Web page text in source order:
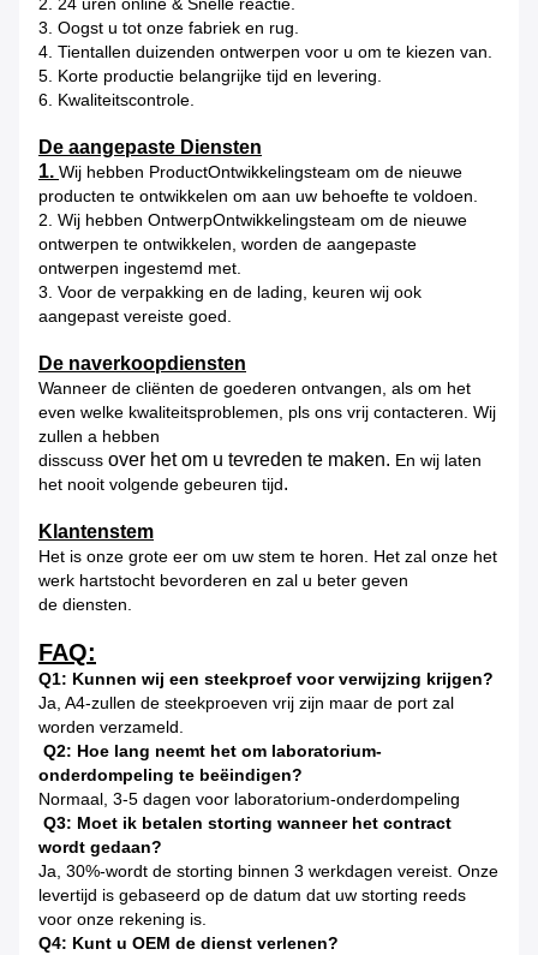
2. 24 uren online & Snelle reactie.
3. Oogst u tot onze fabriek en rug.
4. Tientallen duizenden ontwerpen voor u om te kiezen van.
5. Korte productie belangrijke tijd en levering.
6. Kwaliteitscontrole.
De aangepaste Diensten
1. Wij hebben ProductOntwikkelingsteam om de nieuwe
producten te ontwikkelen om aan uw behoefte te voldoen.
2. Wij hebben OntwerpOntwikkelingsteam om de nieuwe
ontwerpen te ontwikkelen, worden de aangepaste
ontwerpen ingestemd met.
3. Voor de verpakking en de lading, keuren wij ook
aangepast vereiste goed.
De naverkoopdiensten
Wanneer de cliënten de goederen ontvangen, als om het
even welke kwaliteitsproblemen, pls ons vrij contacteren. Wij
zullen a hebben
disscuss over het om u tevreden te maken. En wij laten
het nooit volgende gebeuren tijd.
Klantenstem
Het is onze grote eer om uw stem te horen. Het zal onze het
werk hartstocht bevorderen en zal u beter geven
de diensten.
FAQ:
Q1: Kunnen wij een steekproef voor verwijzing krijgen?
Ja, A4-zullen de steekproeven vrij zijn maar de port zal
worden verzameld.
Q2: Hoe lang neemt het om laboratorium-
onderdompeling te beëindigen?
Normaal, 3-5 dagen voor laboratorium-onderdompeling
Q3: Moet ik betalen storting wanneer het contract
wordt gedaan?
Ja, 30%-wordt de storting binnen 3 werkdagen vereist. Onze
levertijd is gebaseerd op de datum dat uw storting reeds
voor onze rekening is.
Q4: Kunt u OEM de dienst verlenen?